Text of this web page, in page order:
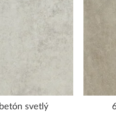
svetlý